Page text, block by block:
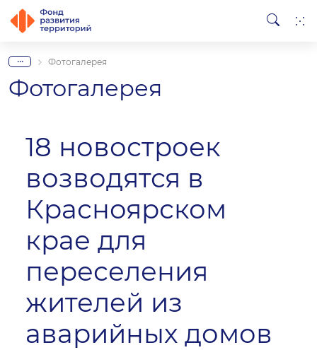
... Фотогалерея
Фотогалерея
18 новостроек
возводятся в
Красноярском
крае для
переселения
жителей из
аварийных домов